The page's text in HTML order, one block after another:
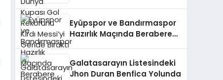
Eyüpspor ve Bandırmaspor
Hazırlık Maçında Berabere
Kaldı
Galatasarayın Listesindeki
Jhon Duran Benfica Yolunda